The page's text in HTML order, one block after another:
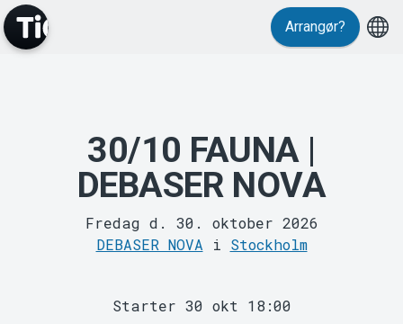
MyTickster
Arrangør?
30/10 FAUNA |
DEBASER NOVA
Fredag d. 30. oktober 2026
DEBASER NOVA i Stockholm
Starter 30 okt 18:00